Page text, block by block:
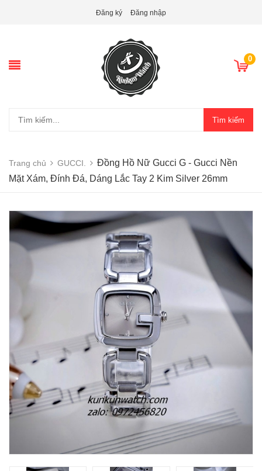
Đăng ký Đăng nhập
0
Tìm kiếm
Trang chủ GUCCI.
Đồng Hồ Nữ Gucci G - Gucci Nền
Mặt Xám, Đính Đá, Dáng Lắc Tay 2 Kim Silver 26mm